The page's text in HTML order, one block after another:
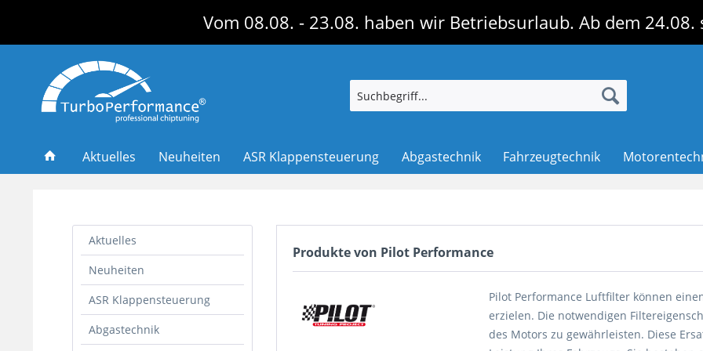
Vom 08.08. - 23.08. haben wir Betriebsurlaub. Ab dem
Aktuelles Neuheiten ASR Klappensteuerung Abgastechnik Fahrzeugtechnik
Aktuelles
Neuheiten
ASR Klappensteuerung
Abgastechnik
Produkte von Pilot Performance
Pilot Performance Luftfilter können
erzielen. Die notwendigen
des Motors zu gewährleisten. Diese